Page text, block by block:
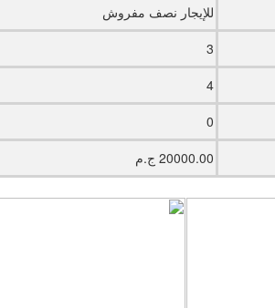
للإيجار نصف مفروش
3
4
0
20000.00 ج.م